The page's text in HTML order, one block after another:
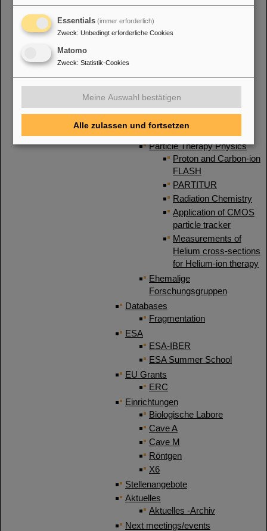
Motion mitigation
Cave M
Past Projects
Ion Beam Therapy
Particle Therapy Physics
Proton and Carbon-ion
FLASH
PARTITUR
Radiation Chemistry
Application of CMOS
particle tracker
Measurements of
Helium cross-sections
for Helium-ion therapy
Ehemalige
Forschungsgruppen
Databases
Fragmentation
ESA
ESA-IBER
ESA Summer School
EU Grants
ERC
Einrichtungen
Biologische Labore
Cave A
Cave M
Röntgen
X6
Stellenangebote
Aktuelles
Aktuelles -Archiv
Next meetings/events
Essentials (immer erforderlich)
Zweck: Unbedingt erforderliche Cookies
Matomo
Zweck: Statistik-Cookies
Meine Auswahl bestätigen
Alle zulassen und fortsetzen